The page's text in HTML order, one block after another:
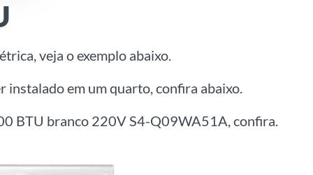
veja o exemplo abaixo.
instalado em um quarto, confira abaixo.
BTU branco 220V S4-Q09WA51A, confira.